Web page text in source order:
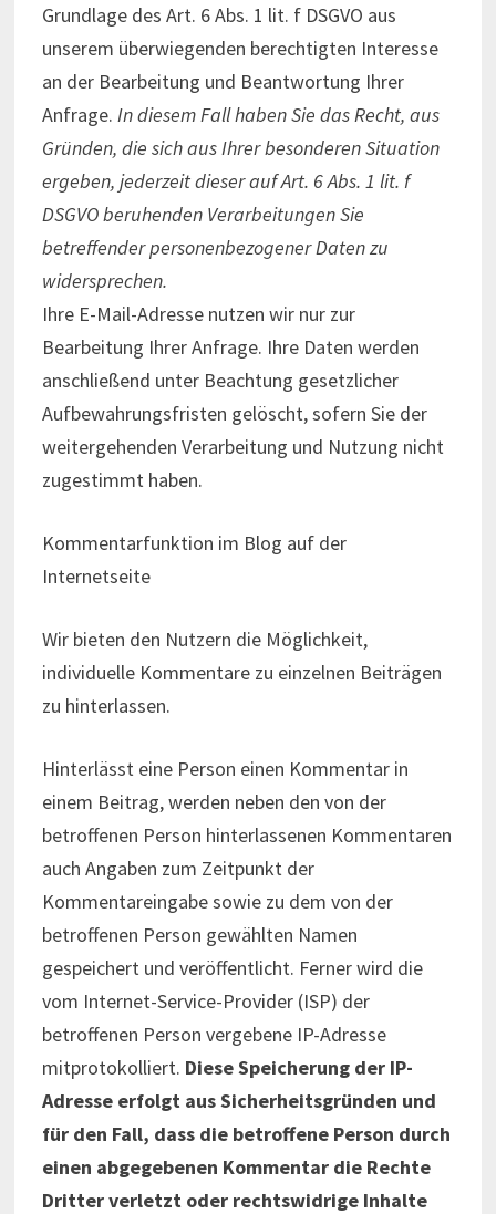
Grundlage des Art. 6 Abs. 1 lit. f DSGVO aus
unserem überwiegenden berechtigten Interesse
an der Bearbeitung und Beantwortung Ihrer
Anfrage. In diesem Fall haben Sie das Recht, aus
Gründen, die sich aus Ihrer besonderen Situation
ergeben, jederzeit dieser auf Art. 6 Abs. 1 lit. f
DSGVO beruhenden Verarbeitungen Sie
betreffender personenbezogener Daten zu
widersprechen.
Ihre E-Mail-Adresse nutzen wir nur zur
Bearbeitung Ihrer Anfrage. Ihre Daten werden
anschließend unter Beachtung gesetzlicher
Aufbewahrungsfristen gelöscht, sofern Sie der
weitergehenden Verarbeitung und Nutzung nicht
zugestimmt haben.
Kommentarfunktion im Blog auf der
Internetseite
Wir bieten den Nutzern die Möglichkeit,
individuelle Kommentare zu einzelnen Beiträgen
zu hinterlassen.
Hinterlässt eine Person einen Kommentar in
einem Beitrag, werden neben den von der
betroffenen Person hinterlassenen Kommentaren
auch Angaben zum Zeitpunkt der
Kommentareingabe sowie zu dem von der
betroffenen Person gewählten Namen
gespeichert und veröffentlicht. Ferner wird die
vom Internet-Service-Provider (ISP) der
betroffenen Person vergebene IP-Adresse
mitprotokolliert. Diese Speicherung der IP-
Adresse erfolgt aus Sicherheitsgründen und
für den Fall, dass die betroffene Person durch
einen abgegebenen Kommentar die Rechte
Dritter verletzt oder rechtswidrige Inhalte